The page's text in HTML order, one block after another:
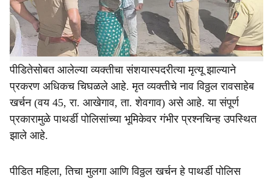
e
पाथर्डी पोलिस ठाण्यासमोर स्वतःसह मुलाच्या अंगावर ज्वलनशील
द्रव्य ओतून आत्महत्येचा प्रयत्न केला.
या घटनेनंतर पोलिस ठाण्यात मोठा गोंधळ उडाला. दरम्यान,
पीडितेसोबत आलेल्या व्यक्तीचा संशयास्पदरीत्या मृत्यू झाल्याने
प्रकरण अधिकच चिघळले आहे. मृत व्यक्तीचे नाव विठ्ठल रावसाहेब
खर्चन (वय 45, रा. आखेगाव, ता. शेवगाव) असे आहे. या संपूर्ण
प्रकारामुळे पाथर्डी पोलिसांच्या भूमिकेवर गंभीर प्रश्नचिन्ह उपस्थित
झाले आहे.
पीडित महिला, तिचा मुलगा आणि विठ्ठल खर्चन हे पाथर्डी पोलिस